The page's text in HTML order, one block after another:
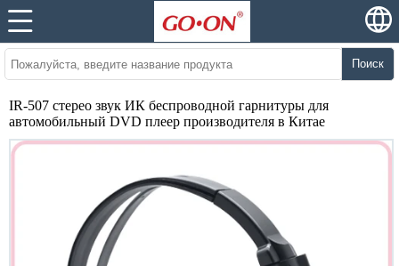
Поиск
IR-507 стерео звук ИК беспроводной гарнитуры для
автомобильный DVD плеер производителя в Китае